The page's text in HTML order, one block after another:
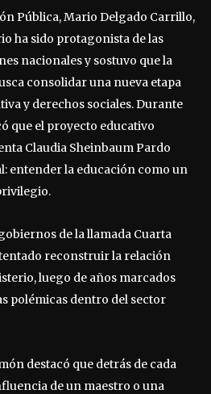
Pública, Mario Delgado Carrillo,
ha sido protagonista de las
nacionales y sostuvo que la
consolidar una nueva etapa
y derechos sociales. Durante
que el proyecto educativo
Claudia Sheinbaum Pardo
entender la educación como un
de la llamada Cuarta
reconstruir la relación
luego de años marcados
polémicas dentro del sector
destacó que detrás de cada
de un maestro o una